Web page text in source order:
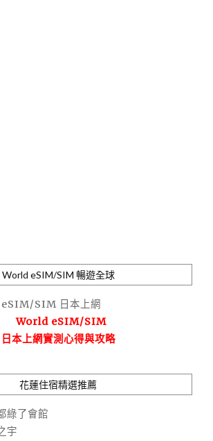
World eSIM/SIM 暢遊全球
World eSIM/SIM
日本上網實測心得與攻略
花蓮住宿精選推薦
綠了會館
宇